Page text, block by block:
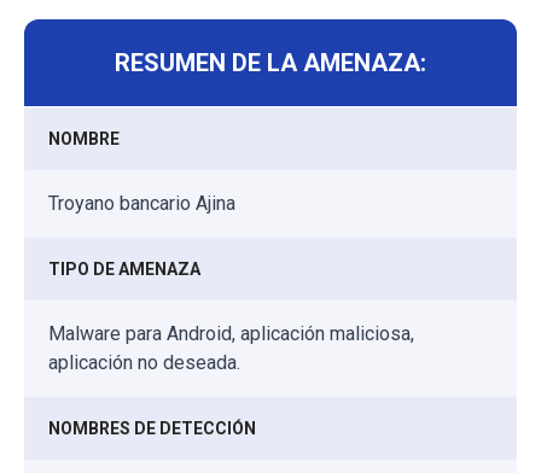
RESUMEN DE LA AMENAZA:
NOMBRE
Troyano bancario Ajina
TIPO DE AMENAZA
Malware para Android, aplicación maliciosa,
aplicación no deseada.
NOMBRES DE DETECCIÓN